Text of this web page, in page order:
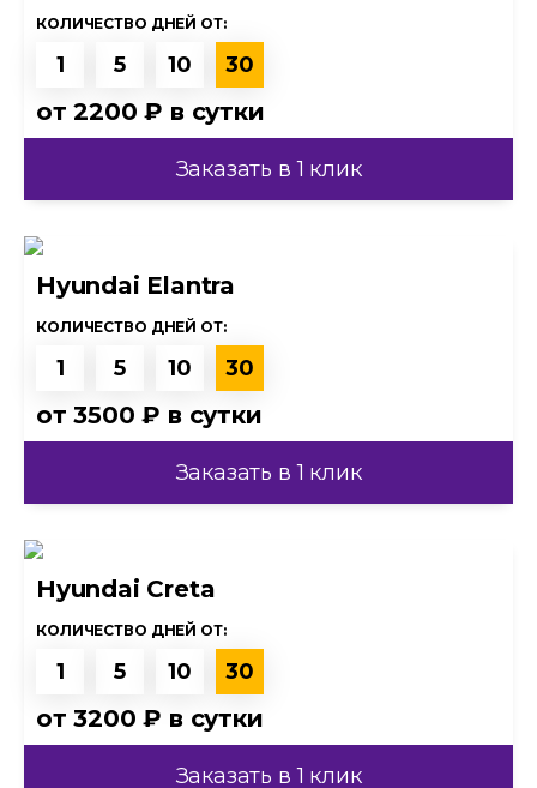
КОЛИЧЕСТВО ДНЕЙ ОТ:
1 5 10 30
от2200 ₽ в сутки
Заказать в 1 клик
Hyundai Elantra
КОЛИЧЕСТВО ДНЕЙ ОТ:
1 5 10 30
от3500 ₽ в сутки
Заказать в 1 клик
Hyundai Creta
КОЛИЧЕСТВО ДНЕЙ ОТ:
1 5 10 30
от3200 ₽ в сутки
Заказать в 1 клик